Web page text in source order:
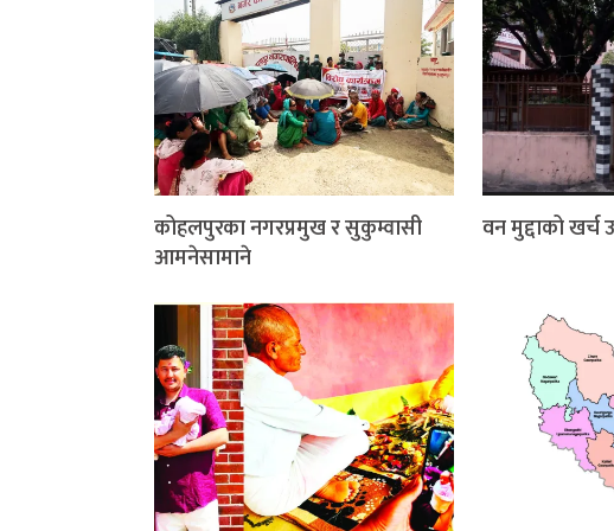
कोहलपुरका नगरप्रमुख र सुकुम्वासी
आमनेसामाने
वन मुद्दाको खर्च